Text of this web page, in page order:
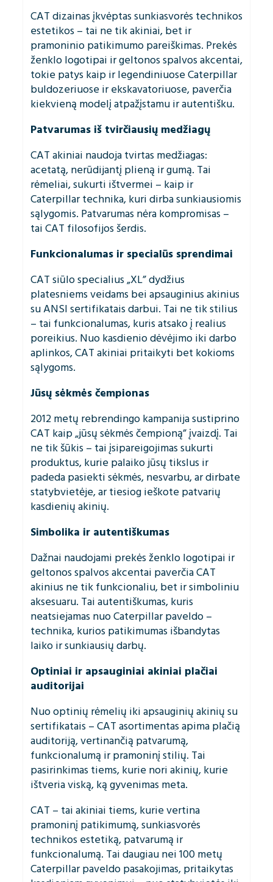
CAT dizainas įkvėptas sunkiasvorės technikos
estetikos – tai ne tik akiniai, bet ir
pramoninio patikimumo pareiškimas. Prekės
ženklo logotipai ir geltonos spalvos akcentai,
tokie patys kaip ir legendiniuose Caterpillar
buldozeriuose ir ekskavatoriuose, paverčia
kiekvieną modelį atpažįstamu ir autentišku.
Patvarumas iš tvirčiausių medžiagų
CAT akiniai naudoja tvirtas medžiagas:
acetatą, nerūdijantį plieną ir gumą. Tai
rėmeliai, sukurti ištvermei – kaip ir
Caterpillar technika, kuri dirba sunkiausiomis
sąlygomis. Patvarumas nėra kompromisas –
tai CAT filosofijos šerdis.
Funkcionalumas ir specialūs sprendimai
CAT siūlo specialius „XL” dydžius
platesniems veidams bei apsauginius akinius
su ANSI sertifikatais darbui. Tai ne tik stilius
– tai funkcionalumas, kuris atsako į realius
poreikius. Nuo kasdienio dėvėjimo iki darbo
aplinkos, CAT akiniai pritaikyti bet kokioms
sąlygoms.
Jūsų sėkmės čempionas
2012 metų rebrendingo kampanija sustiprino
CAT kaip „jūsų sėkmės čempioną” įvaizdį. Tai
ne tik šūkis – tai įsipareigojimas sukurti
produktus, kurie palaiko jūsų tikslus ir
padeda pasiekti sėkmės, nesvarbu, ar dirbate
statybvietėje, ar tiesiog ieškote patvarių
kasdienių akinių.
Simbolika ir autentiškumas
Dažnai naudojami prekės ženklo logotipai ir
geltonos spalvos akcentai paverčia CAT
akinius ne tik funkcionaliu, bet ir simboliniu
aksesuaru. Tai autentiškumas, kuris
neatsiejamas nuo Caterpillar paveldo –
technika, kurios patikimumas išbandytas
laiko ir sunkiausių darbų.
Optiniai ir apsauginiai akiniai plačiai
auditorijai
Nuo optinių rėmelių iki apsauginių akinių su
sertifikatais – CAT asortimentas apima plačią
auditoriją, vertinančią patvarumą,
funkcionalumą ir pramoninį stilių. Tai
pasirinkimas tiems, kurie nori akinių, kurie
ištveria viską, ką gyvenimas meta.
CAT – tai akiniai tiems, kurie vertina
pramoninį patikimumą, sunkiasvorės
technikos estetiką, patvarumą ir
funkcionalumą. Tai daugiau nei 100 metų
Caterpillar paveldo pasakojimas, pritaikytas